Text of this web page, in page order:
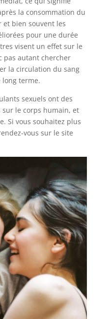
la consommation du
bien souvent les
pour une durée
visent un effet sur le
pas autant chercher
la circulation du sang
terme.
sexuels ont des
le corps humain, et
Si vous souhaitez plus
vous sur le site